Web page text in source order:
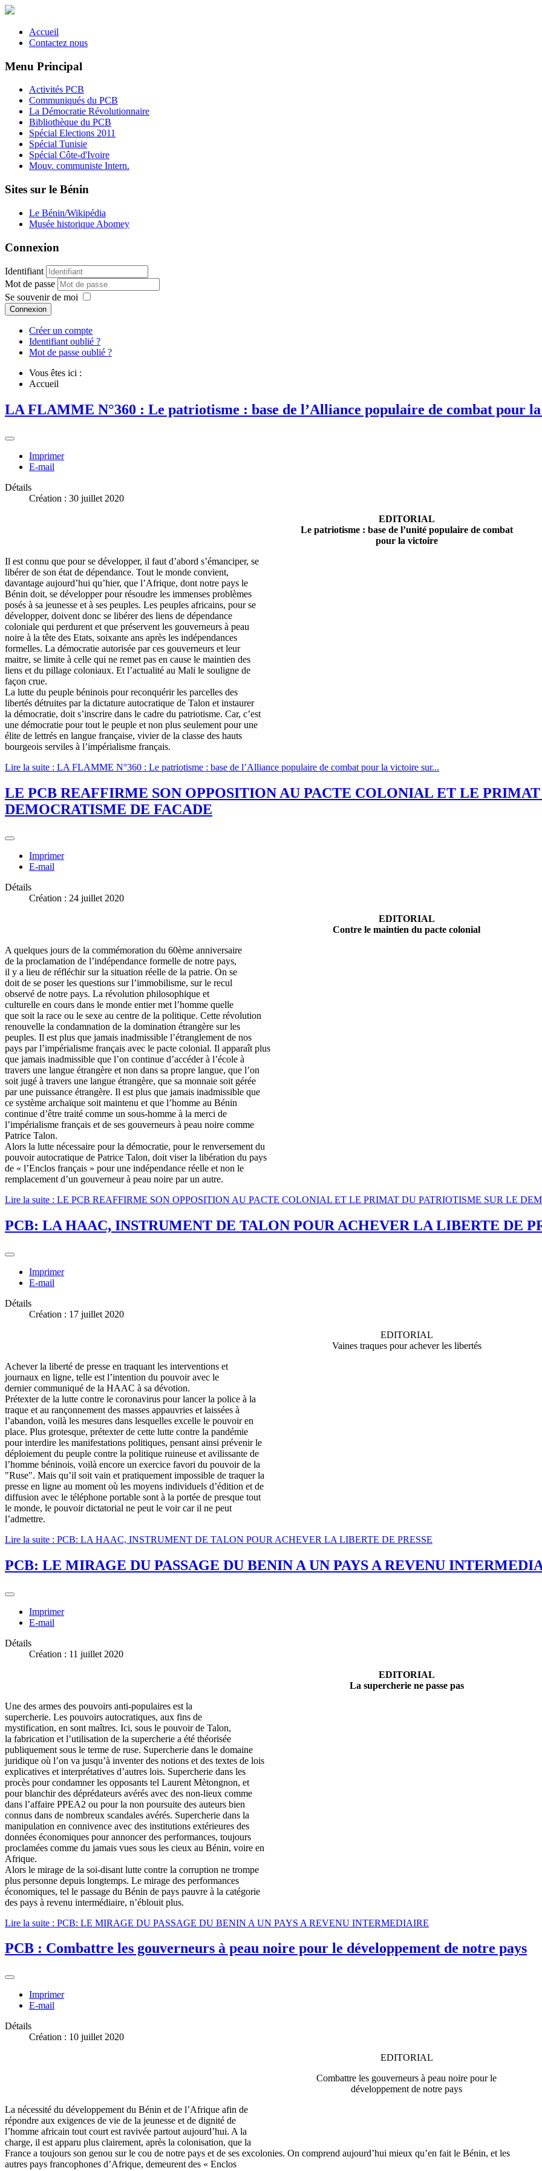
Accueil
Contactez nous
Menu Principal
Activités PCB
Communiqués du PCB
La Démocratie Révolutionnaire
Bibliothèque du PCB
Spécial Elections 2011
Spécial Tunisie
Spécial Côte-d'Ivoire
Mouv. communiste Intern.
Sites sur le Bénin
Le Bénin/Wikipédia
Musée historique Abomey
Connexion
Identifiant
Mot de passe
Se souvenir de moi
Connexion
Créer un compte
Identifiant oublié ?
Mot de passe oublié ?
Vous êtes ici :
Accueil
LA FLAMME N°360 : Le patriotisme : base de l’Alliance populaire de combat pour
Imprimer
E-mail
Détails
Création : 30 juillet 2020
EDITORIAL
Le patriotisme : base de l’unité populaire de combat
pour la victoire
Il est connu que pour se développer, il faut d’abord s’émanciper, se
libérer de son état de dépendance. Tout le monde convient,
davantage aujourd’hui qu’hier, que l’Afrique, dont notre pays le
Bénin doit, se développer pour résoudre les immenses problèmes
posés à sa jeunesse et à ses peuples. Les peuples africains, pour se
développer, doivent donc se libérer des liens de dépendance
coloniale qui perdurent et que préservent les gouverneurs à peau
noire à la tête des Etats, soixante ans après les indépendances
formelles. La démocratie autorisée par ces gouverneurs et leur
maitre, se limite à celle qui ne remet pas en cause le maintien des
liens et du pillage coloniaux. Et l’actualité au Mali le souligne de
façon crue.
La lutte du peuple béninois pour reconquérir les parcelles des
libertés détruites par la dictature autocratique de Talon et instaurer
la démocratie, doit s’inscrire dans le cadre du patriotisme. Car, c’est
une démocratie pour tout le peuple et non plus seulement pour une
élite de lettrés en langue française, vivier de la classe des hauts
bourgeois serviles à l’impérialisme français.
Lire la suite : LA FLAMME N°360 : Le patriotisme : base de l’Alliance populaire de combat pour la victoire sur...
LE PCB REAFFIRME SON OPPOSITION AU PACTE COLONIAL ET LE
DEMOCRATISME DE FACADE
Imprimer
E-mail
Détails
Création : 24 juillet 2020
EDITORIAL
Contre le maintien du pacte colonial
A quelques jours de la commémoration du 60ème anniversaire
de la proclamation de l’indépendance formelle de notre pays,
il y a lieu de réfléchir sur la situation réelle de la patrie. On se
doit de se poser les questions sur l’immobilisme, sur le recul
observé de notre pays. La révolution philosophique et
culturelle en cours dans le monde entier met l’homme quelle
que soit la race ou le sexe au centre de la politique. Cette révolution
renouvelle la condamnation de la domination étrangère sur les
peuples. Il est plus que jamais inadmissible l’étranglement de nos
pays par l’impérialisme français avec le pacte colonial. Il apparaît plus
que jamais inadmissible que l’on continue d’accéder à l’école à
travers une langue étrangère et non dans sa propre langue, que l’on
soit jugé à travers une langue étrangère, que sa monnaie soit gérée
par une puissance étrangère. Il est plus que jamais inadmissible que
ce système archaïque soit maintenu et que l’homme au Bénin
continue d’être traité comme un sous-homme à la merci de
l’impérialisme français et de ses gouverneurs à peau noire comme
Patrice Talon.
Alors la lutte nécessaire pour la démocratie, pour le renversement du
pouvoir autocratique de Patrice Talon, doit viser la libération du pays
de « l’Enclos français » pour une indépendance réelle et non le
remplacement d’un gouverneur à peau noire par un autre.
Lire la suite : LE PCB REAFFIRME SON OPPOSITION AU PACTE COLONIAL ET LE PRIMAT DU PATRIOTISME SUR LE
PCB: LA HAAC, INSTRUMENT DE TALON POUR ACHEVER LA LIBERTE DE
Imprimer
E-mail
Détails
Création : 17 juillet 2020
EDITORIAL
Vaines traques pour achever les libertés
Achever la liberté de presse en traquant les interventions et
journaux en ligne, telle est l’intention du pouvoir avec le
dernier communiqué de la HAAC à sa dévotion.
Prétexter de la lutte contre le coronavirus pour lancer la police à la
traque et au rançonnement des masses appauvries et laissées à
l’abandon, voilà les mesures dans lesquelles excelle le pouvoir en
place. Plus grotesque, prétexter de cette lutte contre la pandémie
pour interdire les manifestations politiques, pensant ainsi prévenir le
déploiement du peuple contre la politique ruineuse et avilissante de
l’homme béninois, voilà encore un exercice favori du pouvoir de la
"Ruse". Mais qu’il soit vain et pratiquement impossible de traquer la
presse en ligne au moment où les moyens individuels d’édition et de
diffusion avec le téléphone portable sont à la portée de presque tout
le monde, le pouvoir dictatorial ne peut le voir car il ne peut
l’admettre.
Lire la suite : PCB: LA HAAC, INSTRUMENT DE TALON POUR ACHEVER LA LIBERTE DE PRESSE
PCB: LE MIRAGE DU PASSAGE DU BENIN A UN PAYS A REVENU
Imprimer
E-mail
Détails
Création : 11 juillet 2020
EDITORIAL
La supercherie ne passe pas
Une des armes des pouvoirs anti-populaires est la
supercherie. Les pouvoirs autocratiques, aux fins de
mystification, en sont maîtres. Ici, sous le pouvoir de Talon,
la fabrication et l’utilisation de la supercherie a été théorisée
publiquement sous le terme de ruse. Supercherie dans le domaine
juridique où l’on va jusqu’à inventer des notions et des textes de lois
explicatives et interprétatives d’autres lois. Supercherie dans les
procès pour condamner les opposants tel Laurent Mètongnon, et
pour blanchir des déprédateurs avérés avec des non-lieux comme
dans l’affaire PPEA2 ou pour la non poursuite des auteurs bien
connus dans de nombreux scandales avérés. Supercherie dans la
manipulation en connivence avec des institutions extérieures des
données économiques pour annoncer des performances, toujours
proclamées comme du jamais vues sous les cieux au Bénin, voire en
Afrique.
Alors le mirage de la soi-disant lutte contre la corruption ne trompe
plus personne depuis longtemps. Le mirage des performances
économiques, tel le passage du Bénin de pays pauvre à la catégorie
des pays à revenu intermédiaire, n’éblouit plus.
Lire la suite : PCB: LE MIRAGE DU PASSAGE DU BENIN A UN PAYS A REVENU INTERMEDIAIRE
PCB : Combattre les gouverneurs à peau noire pour le développement de notre pays
Imprimer
E-mail
Détails
Création : 10 juillet 2020
EDITORIAL
Combattre les gouverneurs à peau noire pour le
développement de notre pays
La nécessité du développement du Bénin et de l’Afrique afin de
répondre aux exigences de vie de la jeunesse et de dignité de
l’homme africain tout court est ravivée partout aujourd’hui. A la
charge, il est apparu plus clairement, après la colonisation, que la
France a toujours son genou sur le cou de notre pays et de ses excolonies. On comprend aujourd’hui mieux qu’en fait le Bénin, et les
autres pays francophones d’Afrique, demeurent des « Enclos